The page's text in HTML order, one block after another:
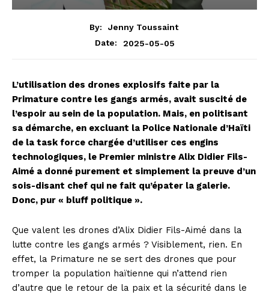
By:
Jenny Toussaint
Date:
2025-05-05
L’utilisation des drones explosifs faite par la
Primature contre les gangs armés, avait suscité de
l’espoir au sein de la population. Mais, en politisant
sa démarche, en excluant la Police Nationale d’Haïti
de la task force chargée d’utiliser ces engins
technologiques, le Premier ministre Alix Didier Fils-
Aimé a donné purement et simplement la preuve d’un
sois-disant chef qui ne fait qu’épater la galerie.
Donc, pur « bluff politique ».
Que valent les drones d’Alix Didier Fils-Aimé dans la
lutte contre les gangs armés ? Visiblement, rien. En
effet, la Primature ne se sert des drones que pour
tromper la population haïtienne qui n’attend rien
d’autre que le retour de la paix et la sécurité dans le